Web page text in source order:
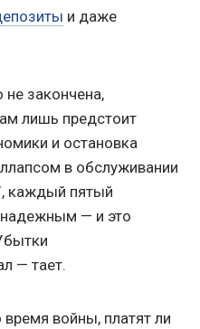
и даже
закончена,
лишь предстоит
и остановка
в обслуживании
каждый пятый
— и это
— тает.
войны, платят ли